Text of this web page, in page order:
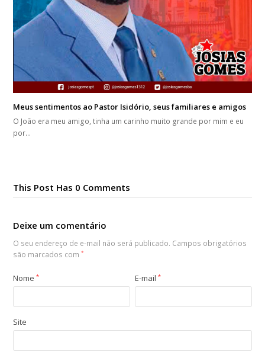
Meus sentimentos ao Pastor Isidório, seus familiares e amigos
O João era meu amigo, tinha um carinho muito grande por mim e eu
por…
This Post Has 0 Comments
Deixe um comentário
O seu endereço de e-mail não será publicado. Campos obrigatórios
são marcados com*
Nome* E-mail*
Site